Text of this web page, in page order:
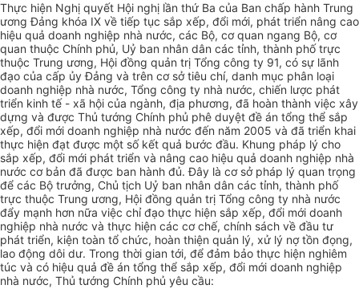
Thực hiện Nghị quyết Hội nghị lần thứ Ba của Ban chấp hành Trung
ương Đảng khóa IX về tiếp tục sắp xếp, đổi mới, phát triển nâng cao
hiệu quả doanh nghiệp nhà nước, các Bộ, cơ quan ngang Bộ, cơ
quan thuộc Chính phủ, Uỷ ban nhân dân các tỉnh, thành phố trực
thuộc Trung ương, Hội đồng quản trị Tổng công ty 91, có sự lãnh
đạo của cấp ủy Đảng và trên cơ sở tiêu chí, danh mục phân loại
doanh nghiệp nhà nước, Tổng công ty nhà nước, chiến lược phát
triển kinh tế - xã hội của ngành, địa phương, đã hoàn thành việc xây
dựng và được Thủ tướng Chính phủ phê duyệt đề án tổng thể sắp
xếp, đổi mới doanh nghiệp nhà nước đến năm 2005 và đã triển khai
thực hiện đạt được một số kết quả bước đầu. Khung pháp lý cho
sắp xếp, đổi mới phát triển và nâng cao hiệu quả doanh nghiệp nhà
nước cơ bản đã được ban hành đủ. Đây là cơ sở pháp lý quan trọng
để các Bộ trưởng, Chủ tịch Uỷ ban nhân dân các tỉnh, thành phố
trực thuộc Trung ương, Hội đồng quản trị Tổng công ty nhà nước
đẩy mạnh hơn nữa việc chỉ đạo thực hiện sắp xếp, đổi mới doanh
nghiệp nhà nước và thực hiện các cơ chế, chính sách về đầu tư
phát triển, kiện toàn tổ chức, hoàn thiện quản lý, xử lý nợ tồn đọng,
lao động dôi dư. Trong thời gian tới, để đảm bảo thực hiện nghiêm
túc và có hiệu quả đề án tổng thể sắp xếp, đổi mới doanh nghiệp
nhà nước, Thủ tướng Chính phủ yêu cầu: